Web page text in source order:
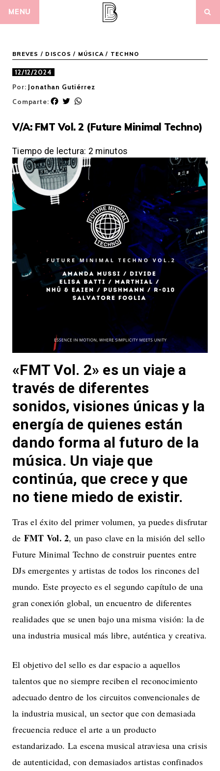
MENU
BREVES / DISCOS / MÚSICA / TECHNO
12/12/2024
Por: Jonathan Gutiérrez
Comparte:
F
e
o
o
k
T
t
e
r
t
A
p
p
V/A: FMT Vol. 2 (Future Minimal Techno)
Tiempo de lectura: 2 minutos
«FMT Vol. 2» es un viaje a
través de diferentes
sonidos, visiones únicas y la
energía de quienes están
dando forma al futuro de la
música. Un viaje que
continúa, que crece y que
no tiene miedo de existir.
Tras el éxito del primer volumen, ya puedes disfrutar
de FMT Vol. 2, un paso clave en la misión del sello
Future Minimal Techno de construir puentes entre
DJs emergentes y artistas de todos los rincones del
mundo. Este proyecto es el segundo capítulo de una
gran conexión global, un encuentro de diferentes
realidades que se unen bajo una misma visión: la de
una industria musical más libre, auténtica y creativa.
El objetivo del sello es dar espacio a aquellos
talentos que no siempre reciben el reconocimiento
adecuado dentro de los circuitos convencionales de
la industria musical, un sector que con demasiada
frecuencia reduce el arte a un producto
estandarizado. La escena musical atraviesa una crisis
de autenticidad, con demasiados artistas confinados